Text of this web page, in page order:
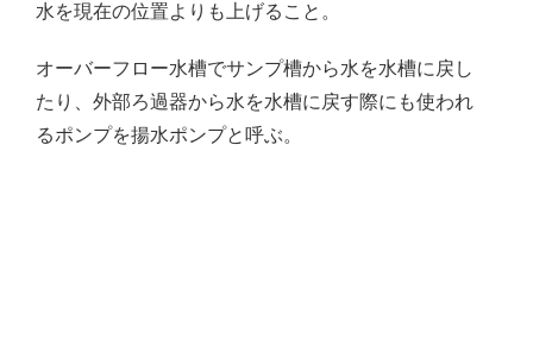
水を現在の位置よりも上げること。
オーバーフロー水槽でサンプ槽から水を水槽に戻し
たり、外部ろ過器から水を水槽に戻す際にも使われ
るポンプを揚水ポンプと呼ぶ。